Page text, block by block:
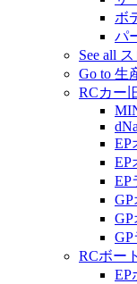
ボ
パ
See all
Go to 生
RCカー
EP
EP
EP
RCボー
EP